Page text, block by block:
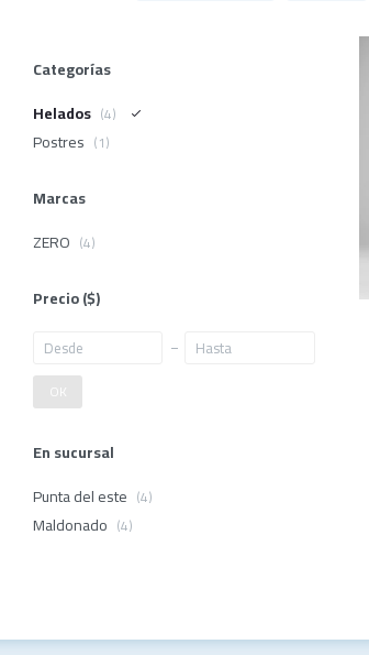
Categorías
Helados (4)
Postres (1)
Marcas
ZERO (4)
Precio($)
OK
En sucursal
Punta del este (4)
Maldonado (4)